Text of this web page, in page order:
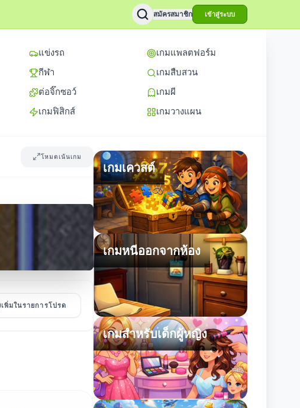
สมัครสมาชิก เข้าสู่ระบบ
แข่งรถ
กีฬา
ต่อจิ๊กซอว์
เกมฟิสิกส์
เกมแพลตฟอร์ม
เกมสืบสวน
เกมผี
เกมวางแผน
โหมดเน้นเกม
เพิ่มในรายการโปรด
เกมเควสต์
เกมหนีออกจากห้อง
เกมสำหรับเด็กผู้หญิง